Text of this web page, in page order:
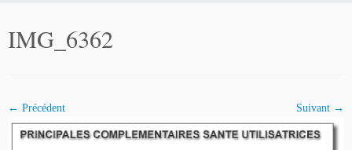
contenu
IMG_6362
← Précédent Suivant →